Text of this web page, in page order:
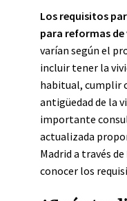
Los requisitos
para reformas de
varían según el
incluir tener la
habitual, cumplir
antigüedad de la
importante
actualizada
Madrid a través de
conocer los